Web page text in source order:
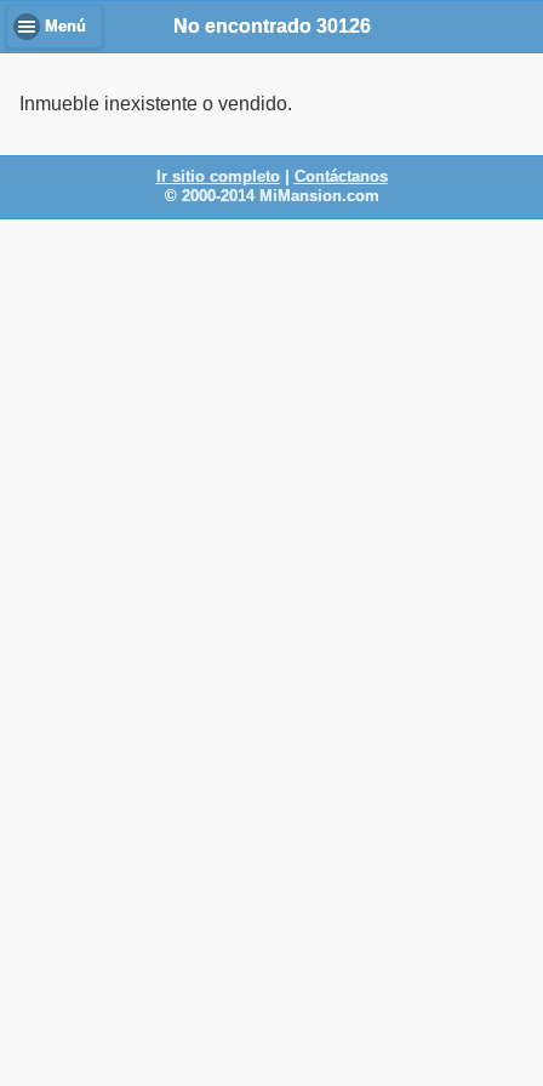
Menú No encontrado 30126
Inmueble inexistente o vendido.
Ir sitio completo| Contáctanos
© 2000-2014 MiMansion.com